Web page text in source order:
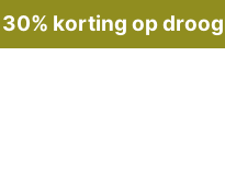
30% korting op